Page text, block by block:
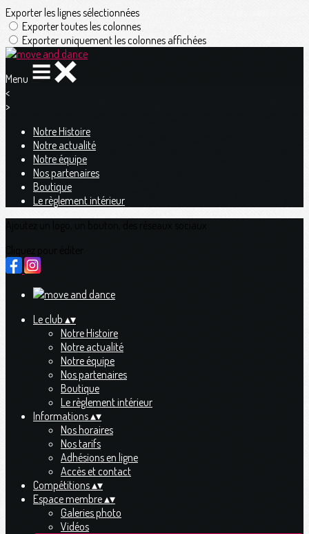
Exporter les lignes sélectionnées
Exporter toutes les colonnes
Exporter uniquement les colonnes affichées
Menu
<
>
Notre Histoire
Notre actualité
Notre équipe
Nos partenaires
Boutique
Le règlement intérieur
Le club ▴▾
Notre Histoire
Notre actualité
Notre équipe
Nos partenaires
Boutique
Le règlement intérieur
Informations▴▾
Nos horaires
Nos tarifs
Adhésions en ligne
Accès et contact
Compétitions▴▾
Espace membre▴▾
Galeries photo
Vidéos